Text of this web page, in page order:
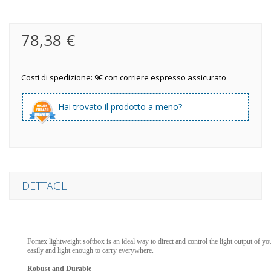
78,38 €
Costi di spedizione: 9€ con corriere espresso assicurato
Hai trovato il prodotto a meno?
DETTAGLI
Fomex lightweight softbox is an ideal way to direct and control the light output of
easily and light enough to carry everywhere.
Robust and Durable